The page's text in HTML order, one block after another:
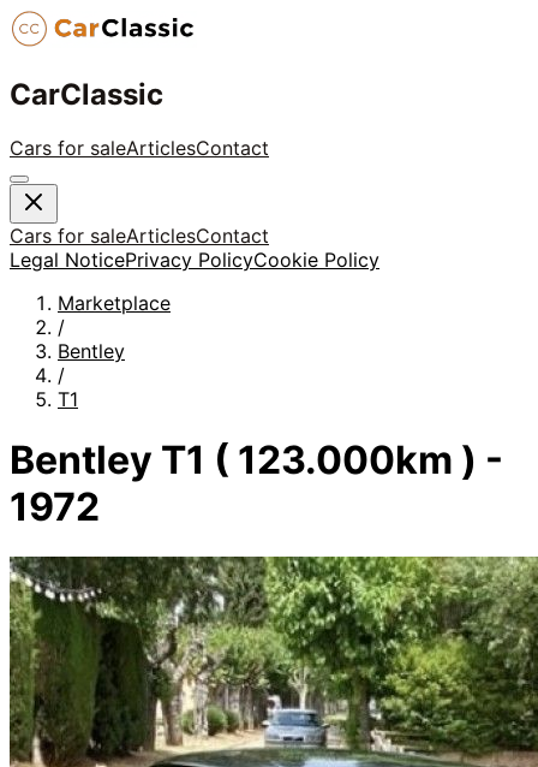
CarClassic
Cars for saleArticlesContact
Cars for saleArticlesContact
Legal NoticePrivacy PolicyCookie Policy
Marketplace
/
Bentley
/
T1
Bentley T1 ( 123.000km ) -
1972